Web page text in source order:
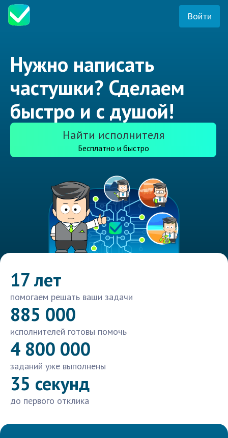
Войти
Нужно написать
частушки? Сделаем
быстро и с душой!
Найти исполнителя
Бесплатно и быстро
17 лет
помогаем решать ваши задачи
885 000
исполнителей готовы помочь
4 800 000
заданий уже выполнены
35 секунд
до первого отклика